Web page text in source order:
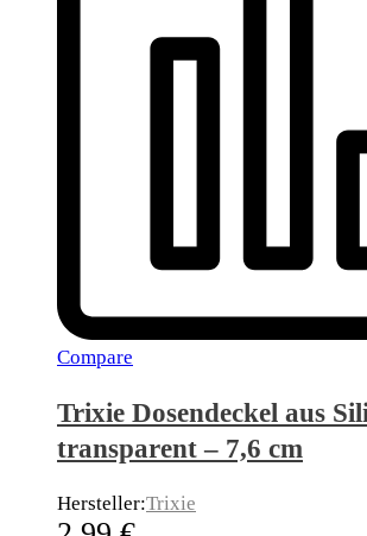
Compare
Trixie Dosendeckel aus
transparent – 7,6 cm
Hersteller:Trixie